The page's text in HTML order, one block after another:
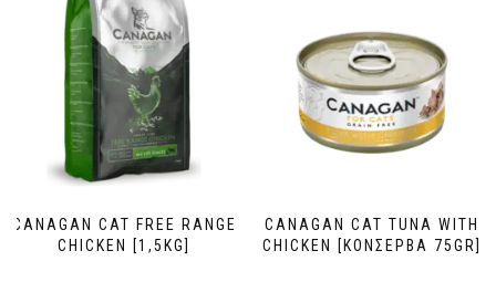
CANAGAN CAT FREE RANGE
CHICKEN [1,5KG]
CANAGAN CAT TUNA WITH
CHICKEN [ΚΟΝΣΕΡΒΑ 75GR]